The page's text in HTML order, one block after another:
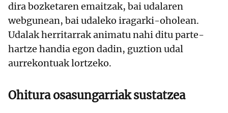
dira bozketaren emaitzak, bai udalaren
webgunean, bai udaleko iragarki-oholean.
Udalak herritarrak animatu nahi ditu parte-
hartze handia egon dadin, guztion udal
aurrekontuak lortzeko.
Ohitura osasungarriak sustatzea